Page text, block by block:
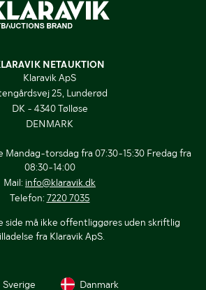
NETAUKTION
Klaravik ApS
25, Lunderød
DK - 4340 Tølløse
DENMARK
Mandag-torsdag fra 07:30-15:30 Fredag fra
08:30-14:00
Mail: info@klaravik.dk
Telefon: 7220 7035
side må ikke offentliggøres uden skriftlig
fra Klaravik ApS.
Sverige Danmark